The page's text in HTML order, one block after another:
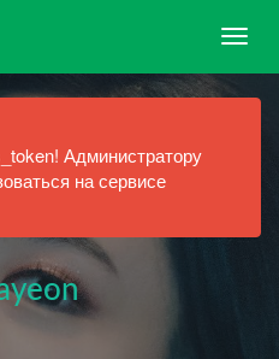
Администратору
на сервисе